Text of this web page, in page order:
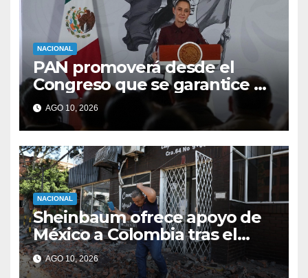
NACIONAL
PAN promoverá desde el
Congreso que se garantice el
derecho de réplica en las
mañaneras
AGO 10, 2026
NACIONAL
Sheinbaum ofrece apoyo de
México a Colombia tras el
sismo de 7.4
AGO 10, 2026